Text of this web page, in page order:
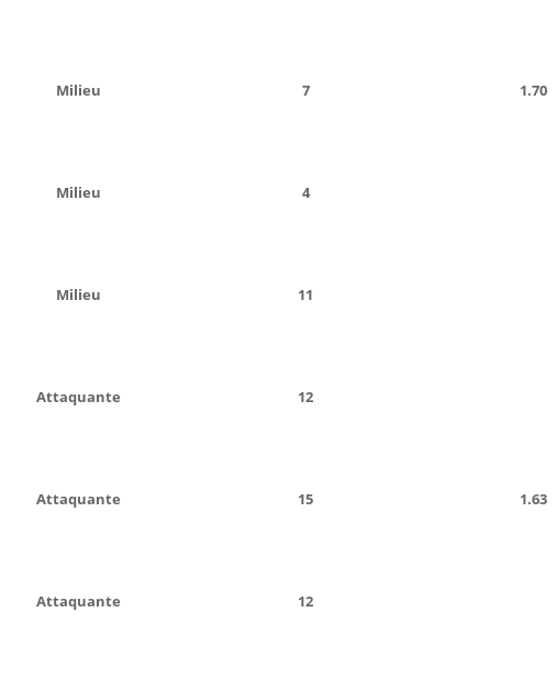
Milieu 7 1.70
Milieu 4
Milieu 11
Attaquante 12
Attaquante 15 1.63
Attaquante 12